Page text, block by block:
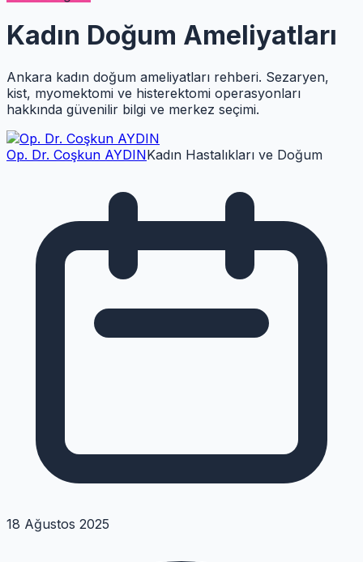
Kadın Doğum Ameliyatları
Ankara kadın doğum ameliyatları rehberi. Sezaryen,
kist, myomektomi ve histerektomi operasyonları
hakkında güvenilir bilgi ve merkez seçimi.
Op. Dr. Coşkun AYDINKadın Hastalıkları ve Doğum
18 Ağustos 2025